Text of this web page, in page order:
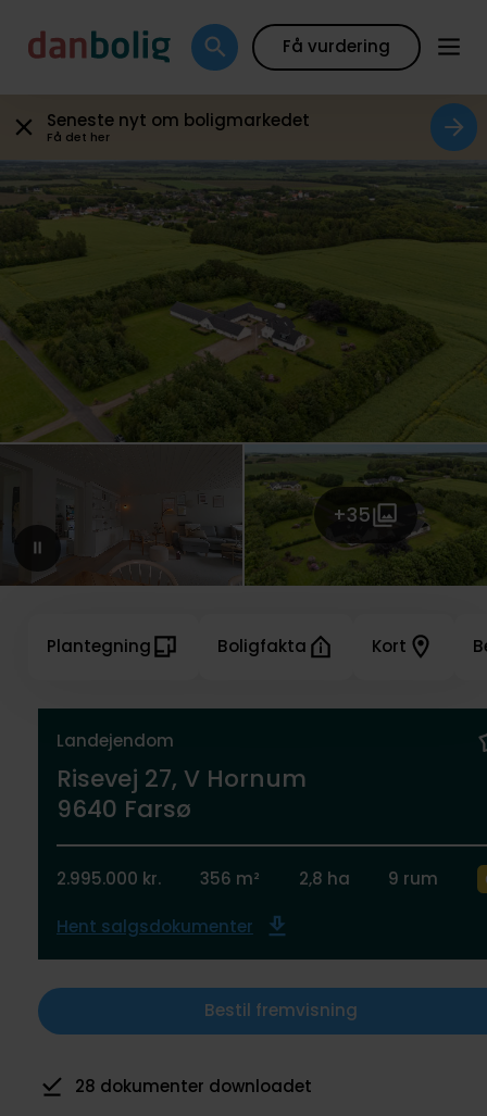
Få vurdering
Seneste nyt om boligmarkedet
Få det her
+35
Landejendom
Risevej 27, V Hornum
9640 Farsø
2.995.000 kr. 356 m² 2,8 ha 9 rum
Hent salgsdokumenter
Bestil fremvisning
Plantegning Boligfakta Kort
4 har gemt som favorit
Galleri Plantegning Boligfakta Kort